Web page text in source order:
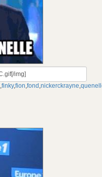
,finky,fion,fond ,nickerckrayne,